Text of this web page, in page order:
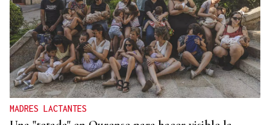
MADRES LACTANTES